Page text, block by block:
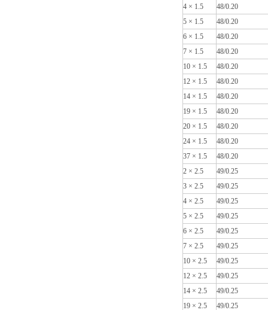
4 × 1.5
48/0.20
5 × 1.5
48/0.20
6 × 1.5
48/0.20
7 × 1.5
48/0.20
10 × 1.5
48/0.20
12 × 1.5
48/0.20
14 × 1.5
48/0.20
19 × 1.5
48/0.20
20 × 1.5
48/0.20
24 × 1.5
48/0.20
37 × 1.5
48/0.20
2 × 2.5
49/0.25
3 × 2.5
49/0.25
4 × 2.5
49/0.25
5 × 2.5
49/0.25
6 × 2.5
49/0.25
7 × 2.5
49/0.25
10 × 2.5
49/0.25
12 × 2.5
49/0.25
14 × 2.5
49/0.25
19 × 2.5
49/0.25